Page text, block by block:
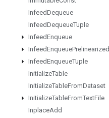
InfeedDequeue
InfeedDequeueTuple
InfeedEnqueue
InfeedEnqueuePrelinearized
InfeedEnqueueTuple
InitializeTable
InitializeTableFromDataset
InitializeTableFromTextFile
InplaceAdd